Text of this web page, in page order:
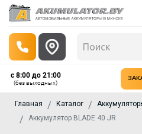
с 8:00 до 21:00
(без выходных)
Главная Каталог
Аккумулятор BLADE 40 JR